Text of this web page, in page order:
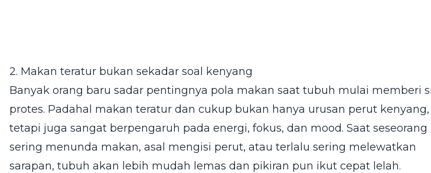
2. Makan teratur bukan sekadar soal kenyang
Banyak orang baru sadar pentingnya pola makan saat tubuh mulai memberi
protes. Padahal makan teratur dan cukup bukan hanya urusan perut kenyang,
tetapi juga sangat berpengaruh pada energi, fokus, dan mood. Saat seseorang
sering menunda makan, asal mengisi perut, atau terlalu sering melewatkan
sarapan, tubuh akan lebih mudah lemas dan pikiran pun ikut cepat lelah.